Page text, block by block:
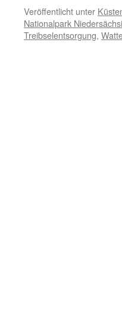
Veröffentlicht unter
Nationalpark
Treibselentsorgung,